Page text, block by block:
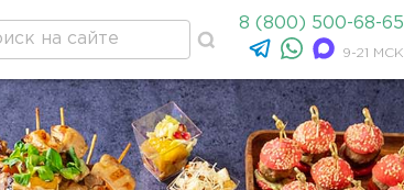
8 (800) 500-68-65
9-21 МСК